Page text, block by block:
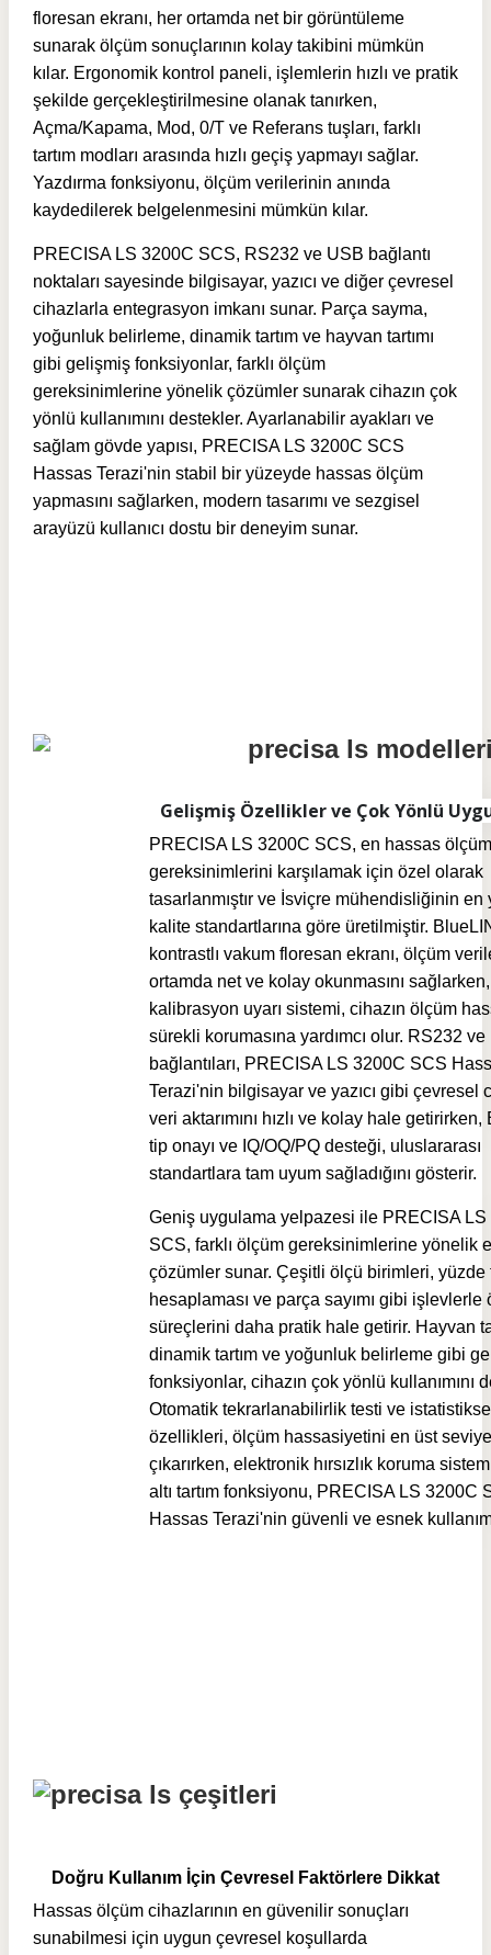
floresan ekranı, her ortamda net bir görüntüleme
sunarak ölçüm sonuçlarının kolay takibini mümkün
kılar. Ergonomik kontrol paneli, işlemlerin hızlı ve pratik
şekilde gerçekleştirilmesine olanak tanırken,
Açma/Kapama, Mod, 0/T ve Referans tuşları, farklı
tartım modları arasında hızlı geçiş yapmayı sağlar.
Yazdırma fonksiyonu, ölçüm verilerinin anında
kaydedilerek belgelenmesini mümkün kılar.
PRECISA LS 3200C SCS, RS232 ve USB bağlantı
noktaları sayesinde bilgisayar, yazıcı ve diğer çevresel
cihazlarla entegrasyon imkanı sunar. Parça sayma,
yoğunluk belirleme, dinamik tartım ve hayvan tartımı
gibi gelişmiş fonksiyonlar, farklı ölçüm
gereksinimlerine yönelik çözümler sunarak cihazın çok
yönlü kullanımını destekler. Ayarlanabilir ayakları ve
sağlam gövde yapısı, PRECISA LS 3200C SCS
Hassas Terazi'nin stabil bir yüzeyde hassas ölçüm
yapmasını sağlarken, modern tasarımı ve sezgisel
arayüzü kullanıcı dostu bir deneyim sunar.
Gelişmiş Özellikler ve Çok Yönlü
PRECISA LS 3200C SCS, en hassas ölçüm
gereksinimlerini karşılamak için özel olarak
tasarlanmıştır ve İsviçre mühendisliğinin en
kalite standartlarına göre üretilmiştir.
kontrastlı vakum floresan ekranı, ölçüm
ortamda net ve kolay okunmasını
kalibrasyon uyarı sistemi, cihazın ölçüm
sürekli korumasına yardımcı olur. RS232
bağlantıları, PRECISA LS 3200C SCS
Terazi'nin bilgisayar ve yazıcı gibi çevresel
veri aktarımını hızlı ve kolay hale getirirken,
tip onayı ve IQ/OQ/PQ desteği, uluslararası
standartlara tam uyum sağladığını gösterir.
Geniş uygulama yelpazesi ile PRECISA LS
SCS, farklı ölçüm gereksinimlerine yönelik
çözümler sunar. Çeşitli ölçü birimleri, yüzde
hesaplaması ve parça sayımı gibi işlevlerle
süreçlerini daha pratik hale getirir. Hayvan
dinamik tartım ve yoğunluk belirleme gibi
fonksiyonlar, cihazın çok yönlü kullanımını
Otomatik tekrarlanabilirlik testi ve
özellikleri, ölçüm hassasiyetini en üst
çıkarırken, elektronik hırsızlık koruma
altı tartım fonksiyonu, PRECISA LS 3200C
Hassas Terazi'nin güvenli ve esnek
Doğru Kullanım İçin Çevresel Faktörlere Dikkat
Hassas ölçüm cihazlarının en güvenilir sonuçları
sunabilmesi için uygun çevresel koşullarda